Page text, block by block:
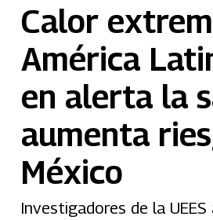
Calor
América
en alerta la
aumenta
México
Investigadores de la